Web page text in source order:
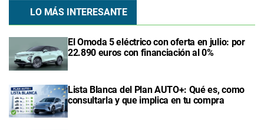
LO MÁS INTERESANTE
El Omoda 5 eléctrico con oferta en julio: por
22.890 euros con financiación al 0%
Lista Blanca del Plan AUTO+: Qué es, como
consultarla y que implica en tu compra